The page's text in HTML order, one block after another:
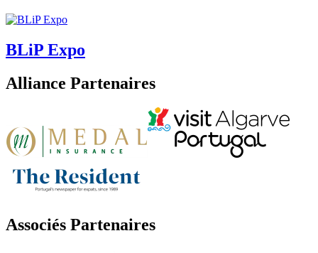
BLiP Expo
Alliance Partenaires
Associés Partenaires